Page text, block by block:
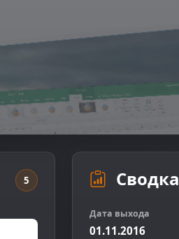
5 Сводка
Дата выхода
01.11.2016